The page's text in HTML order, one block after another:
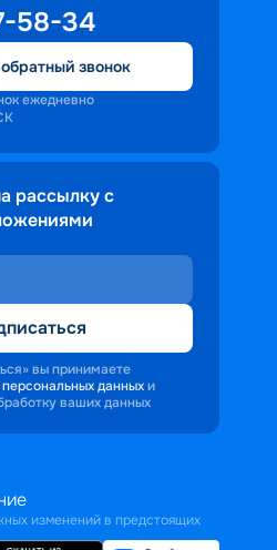
58-34
звонок
ежедневно
рассылку с
вы принимаете
данных и
ваших данных
изменений в предстоящих